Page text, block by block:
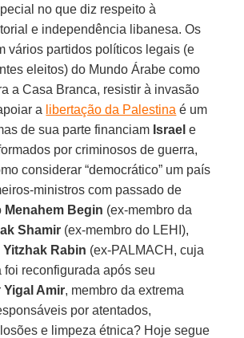
no que diz respeito à
e independência libanesa. Os
vários partidos políticos legais (e
eleitos) do Mundo Árabe como
a Casa Branca, resistir à invasão
a libertação da Palestina é um
de sua parte financiam Israel e
por criminosos de guerra,
considerar “democrático” um país
ministros com passado de
Menahem Begin (ex-membro da
Shamir (ex-membro do LEHI),
Yitzhak Rabin (ex-PALMACH, cuja
foi reconfigurada após seu
Yigal Amir, membro da extrema
por atentados,
e limpeza étnica? Hoje segue